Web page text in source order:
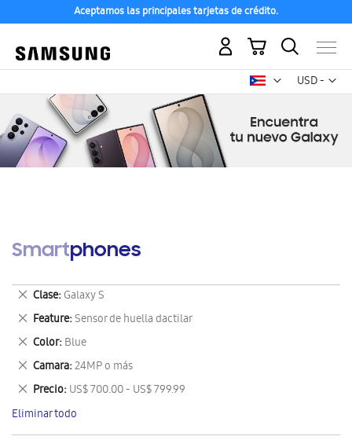
Aceptamos las principales tarjetas de crédito.
USD -
dólar
Mi carrito
Smartphones
Clase Galaxy S
Eliminar
este
artículo
Feature Sensor de huella dactilar
Eliminar
este
artículo
Color Blue
Eliminar
este
artículo
Camara 24MP o más
Eliminar
este
artículo
Precio US$ 700.00 - US$ 799.99
Eliminar
este
artículo
Eliminar todo